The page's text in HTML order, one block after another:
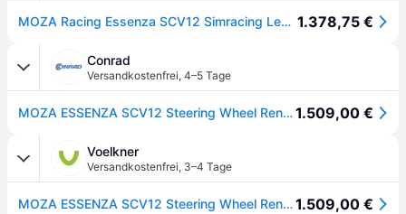
MOZA Racing Essenza SCV12 Simracing Lenkrad für PC 1.378,75 €
Conrad
Versandkostenfrei, 4–5 Tage
MOZA ESSENZA SCV12 Steering Wheel Rennrad Schwarz1.509,00 €
Voelkner
Versandkostenfrei, 3–4 Tage
MOZA ESSENZA SCV12 Steering Wheel Rennrad Schwarz1.509,00 €